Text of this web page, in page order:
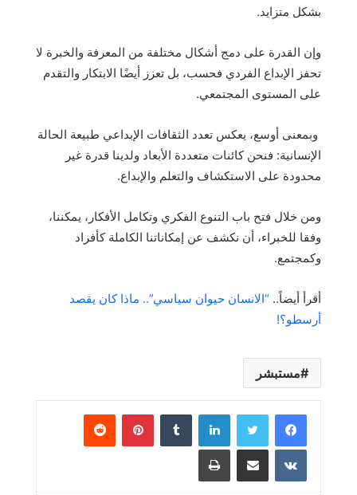
بشكل متزايد.
وإن القدرة على دمج أشكال مختلفة من المعرفة والخبرة لا
تحفز الإبداع الفردي فحسب، بل تعزز أيضًا الابتكار والتقدم
على المستوى المجتمعي.
وبمعنى أوسع، يعكس تعدد الثقافات الإبداعي طبيعة الحالة
الإنسانية: فنحن كائنات متعددة الأبعاد ولدينا قدرة غير
محدودة على الاستكشاف والتعلم والإبداع.
ومن خلال فتح باب التنوع الفكري وتكامل الأفكار، يمكننا،
وفقا للخبراء، أن نكشف عن إمكاناتنا الكاملة كأفراد
وكمجتمع.
أقرأ أيضاً.. “الانسان حيوان سياسي”.. ماذا كان يقصد
أرسطو؟!
مستبشر
لينكدإن بينتيريست
مشاركة عبر البريد طباعة